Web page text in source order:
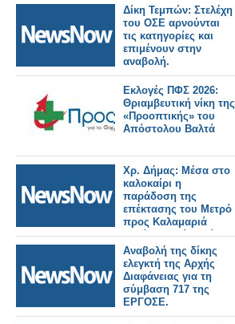
Δίκη Τεμπών: Στελέχη
του ΟΣΕ αρνούνται
τις κατηγορίες και
επιμένουν στην
αναβολή.
Εκλογές ΠΦΣ 2026:
Θριαμβευτική νίκη της
«Προοπτικής» του
Απόστολου Βαλτά
Χρ. Δήμας: Μέσα στο
καλοκαίρι η
παράδοση της
επέκτασης του Μετρό
προς Καλαμαριά
–«Πάνε πολύ καλά τα
δοκιμαστικά».
Αναβολή της δίκης
ελεγκτή της Αρχής
Διαφάνειας για τη
σύμβαση 717 της
ΕΡΓΟΣΕ.